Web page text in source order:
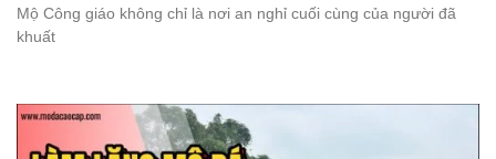
Mộ Công giáo không chỉ là nơi an nghỉ cuối cùng của người đã
khuất